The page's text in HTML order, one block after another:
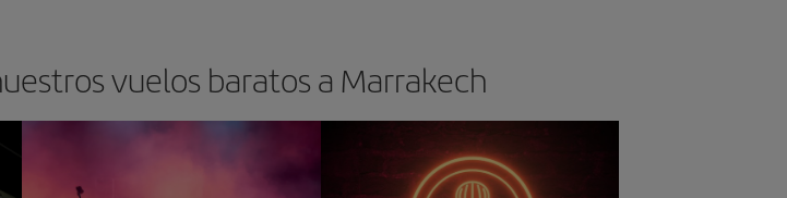
vuelos baratos a Marrakech